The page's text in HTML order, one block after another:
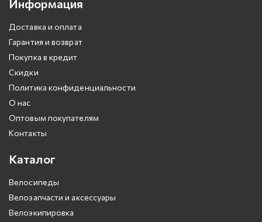
Информация
Доставка и оплата
Гарантия и возврат
Покупка в кредит
Скидки
Политика конфиденциальности
О нас
Оптовым покупателям
Контакты
Каталог
Велосипеды
Велозапчасти и аксессуары
Велоэкипировка